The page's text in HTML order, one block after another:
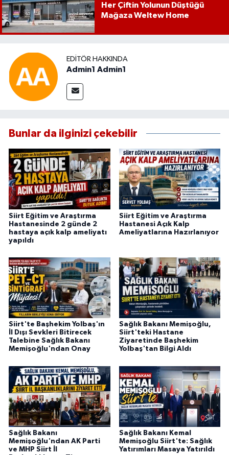
Her Çiftin Yolunun Düştüğü
Mağaza Weltew Home
EDITÖR HAKKINDA
Admin1 Admin1
Bunlar da ilginizi çekebilir
Siirt Eğitim ve Araştırma
Hastanesinde 2 günde 2
hastaya açık kalp ameliyatı
yapıldı
Siirt Eğitim ve Araştırma
Hastanesi Açık Kalp
Ameliyatlarına Hazırlanıyor
Siirt'te Başhekim Yolbaş'ın
İl Dışı Sevkleri Bitirecek
Talebine Sağlık Bakanı
Memişoğlu'ndan Onay
Sağlık Bakanı Memişoğlu,
Siirt'teki Hastane
Ziyaretinde Başhekim
Yolbaş'tan Bilgi Aldı
Sağlık Bakanı
Memişoğlu'ndan AK Parti
ve MHP Siirt İl
Sağlık Bakanı Kemal
Memişoğlu Siirt'te: Sağlık
Yatırımları Masaya Yatırıldı